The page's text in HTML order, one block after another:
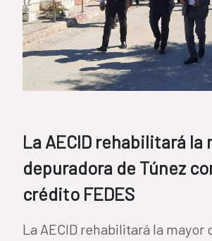
La AECID rehabilitará la
depuradora de Túnez
crédito FEDES
La AECID rehabilitará la mayor